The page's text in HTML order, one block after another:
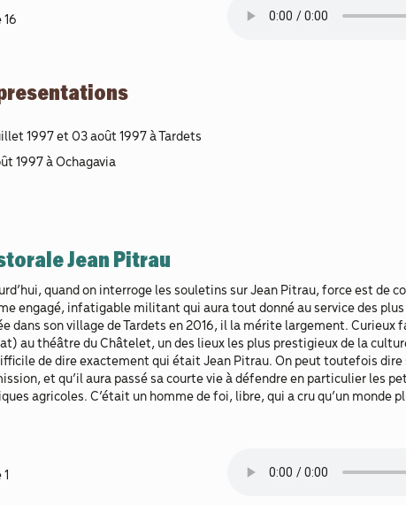
16
1997 et 03 août 1997 à Tardets
1997 à Ochagavia
Jean Pitrau
quand on interroge les souletins sur Jean Pitrau, force est de
engagé, infatigable militant qui aura tout donné au service des
dans son village de Tardets en 2016, il la mérite largement.
au théâtre du Châtelet, un des lieux les plus prestigieux de la
de dire exactement qui était Jean Pitrau. On peut toutefois dire
et qu’il aura passé sa courte vie à défendre en particulier les
agricoles. C’était un homme de foi, libre, qui a cru qu’un monde